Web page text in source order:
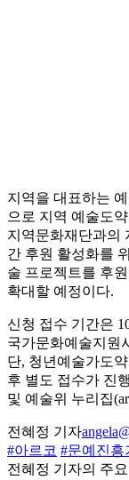
지역을 대표하는
으로 지역 예술도
지역문화재단과의
간 후원 활성화를
술 프로젝트를 후
확대할 예정이다.
신청 접수 기간은
국가문화예술지원
단, 청년예술가도
후 별도 접수가 진
및 예술위 누리집
전혜정 기자
#아르코 #문예진흥
전혜정 기자의 주